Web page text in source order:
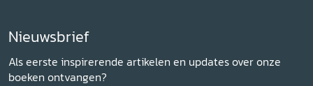
Nieuwsbrief
Als eerste inspirerende artikelen en updates over onze
boeken ontvangen?